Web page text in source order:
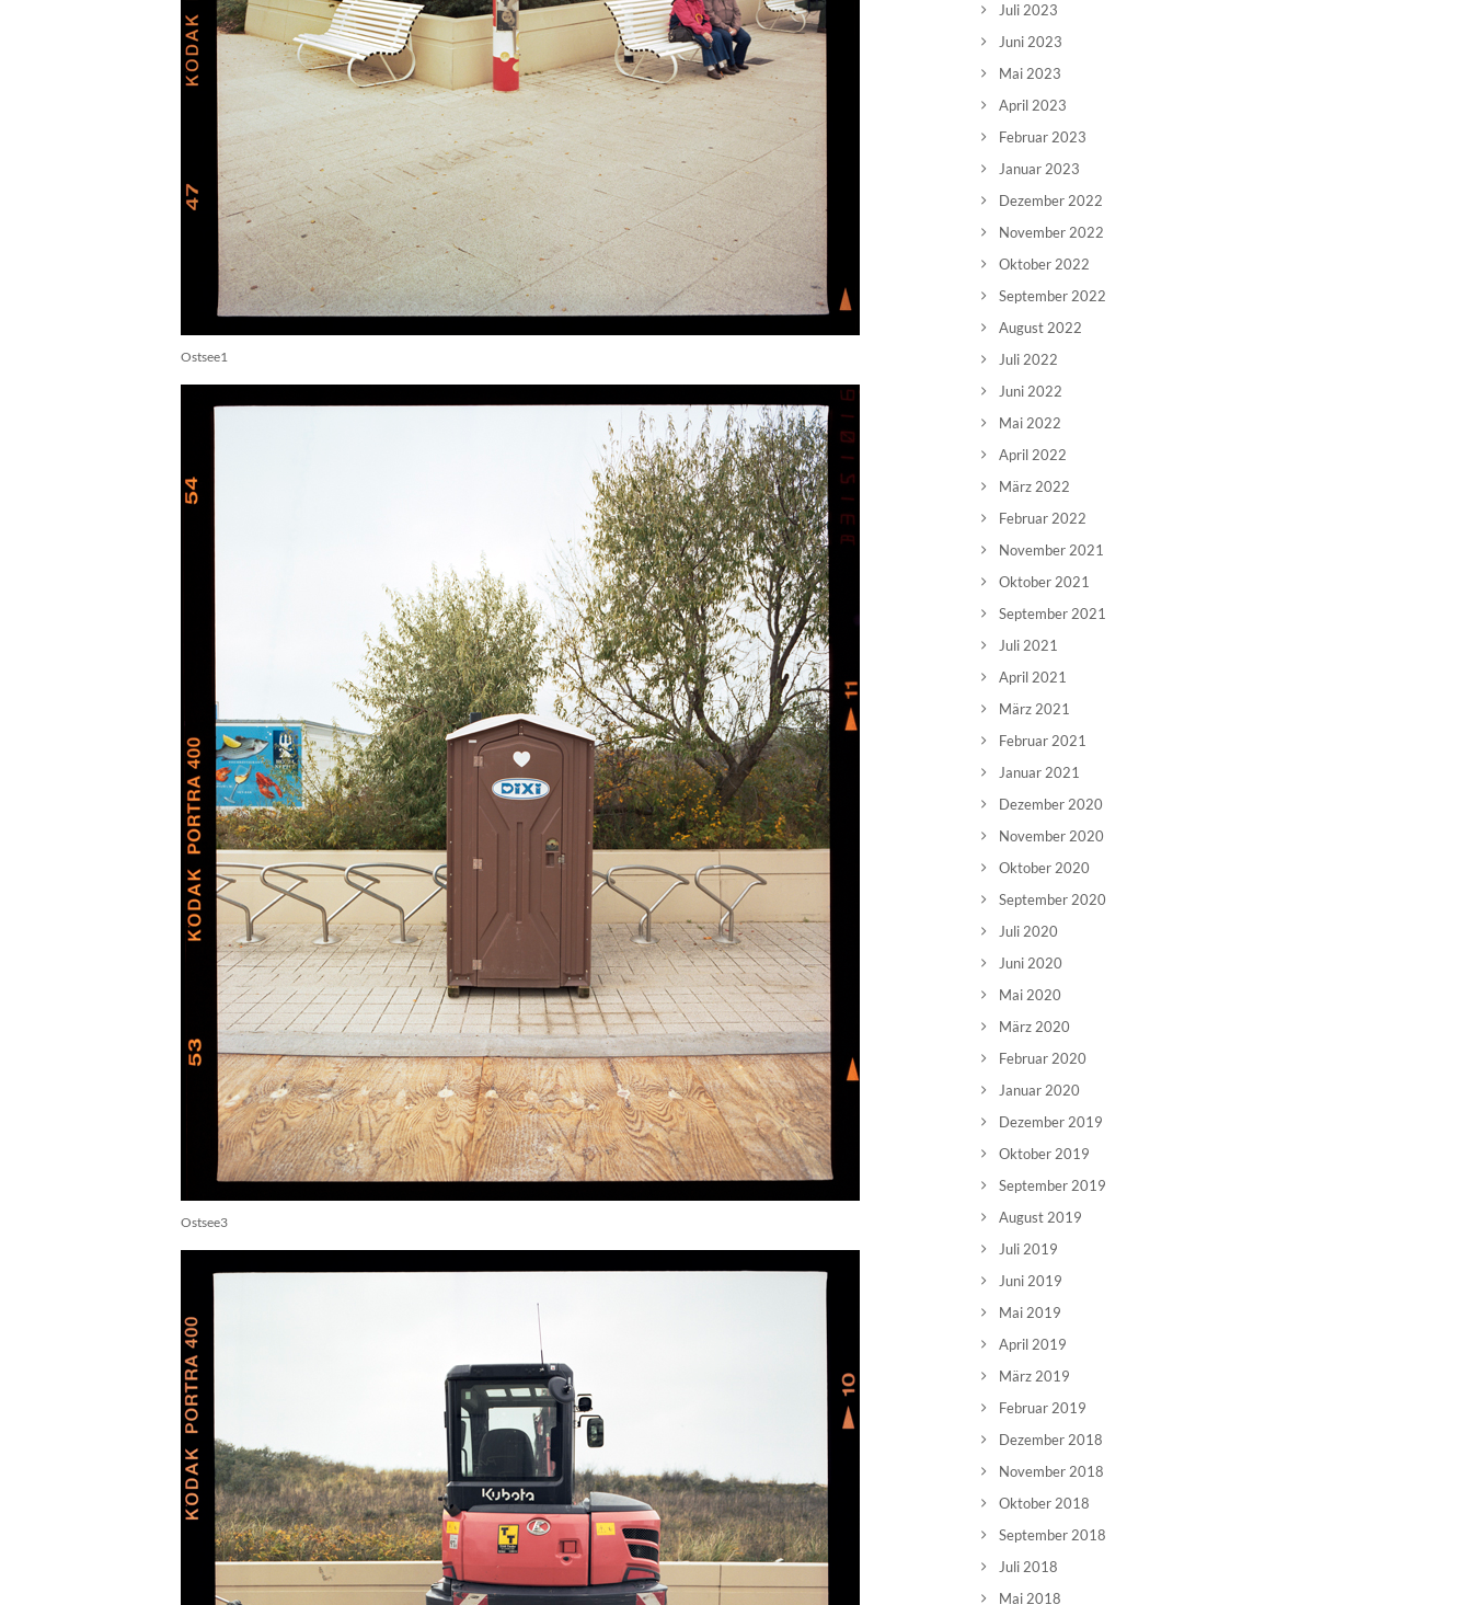
Ostsee1
Ostsee3
Juli 2023
Juni 2023
Mai 2023
April 2023
Februar 2023
Januar 2023
Dezember 2022
November 2022
Oktober 2022
September 2022
August 2022
Juli 2022
Juni 2022
Mai 2022
April 2022
März 2022
Februar 2022
November 2021
Oktober 2021
September 2021
Juli 2021
April 2021
März 2021
Februar 2021
Januar 2021
Dezember 2020
November 2020
Oktober 2020
September 2020
Juli 2020
Juni 2020
Mai 2020
März 2020
Februar 2020
Januar 2020
Dezember 2019
Oktober 2019
September 2019
August 2019
Juli 2019
Juni 2019
Mai 2019
April 2019
März 2019
Februar 2019
Dezember 2018
November 2018
Oktober 2018
September 2018
Juli 2018
Mai 2018